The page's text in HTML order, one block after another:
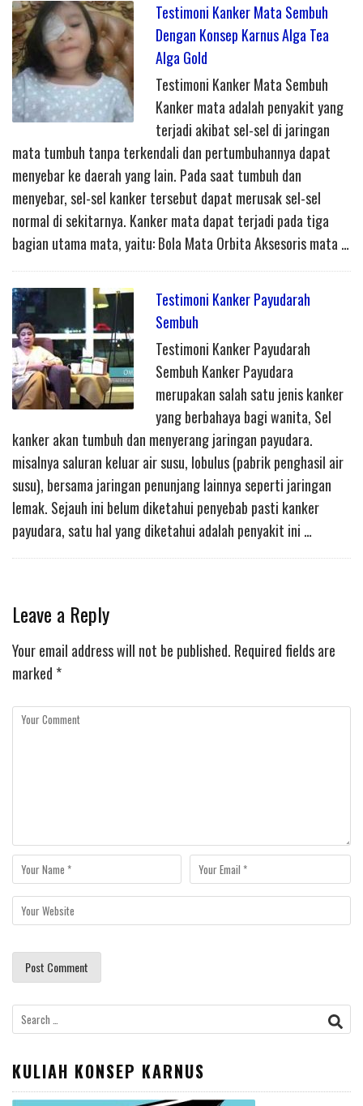
Testimoni Kanker Mata Sembuh
Dengan Konsep Karnus Alga Tea
Alga Gold
Testimoni Kanker Mata Sembuh
Kanker mata adalah penyakit yang
terjadi akibat sel-sel di jaringan
mata tumbuh tanpa terkendali dan pertumbuhannya dapat
menyebar ke daerah yang lain. Pada saat tumbuh dan
menyebar, sel-sel kanker tersebut dapat merusak sel-sel
normal di sekitarnya. Kanker mata dapat terjadi pada tiga
bagian utama mata, yaitu: Bola Mata Orbita Aksesoris mata …
Testimoni Kanker Payudarah
Sembuh
Testimoni Kanker Payudarah
Sembuh Kanker Payudara
merupakan salah satu jenis kanker
yang berbahaya bagi wanita, Sel
kanker akan tumbuh dan menyerang jaringan payudara.
misalnya saluran keluar air susu, lobulus (pabrik penghasil air
susu), bersama jaringan penunjang lainnya seperti jaringan
lemak. Sejauh ini belum diketahui penyebab pasti kanker
payudara, satu hal yang diketahui adalah penyakit ini …
Leave a Reply
Your email address will not be published. Required fields are
marked *
Search
for:
KULIAH KONSEP KARNUS